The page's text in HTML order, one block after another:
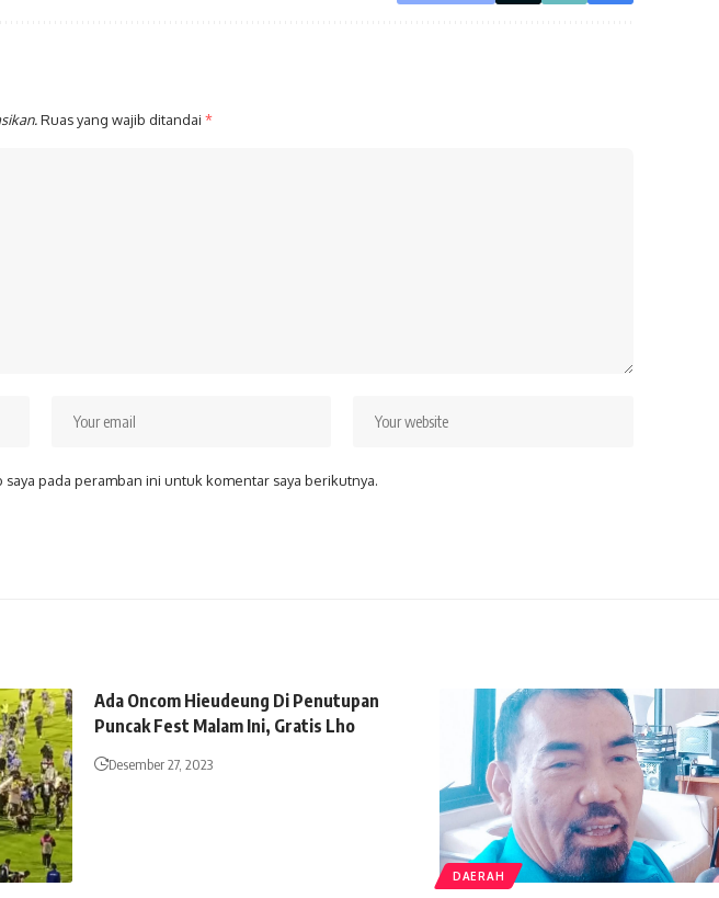
Ruas yang wajib ditandai *
saya pada peramban ini untuk komentar saya berikutnya.
Ada Oncom Hieudeung Di Penutupan
Puncak Fest Malam Ini, Gratis Lho
Desember 27, 2023
DAERAH